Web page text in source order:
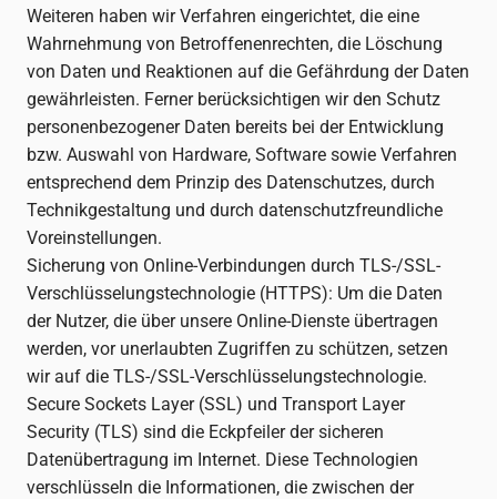
Weiteren haben wir Verfahren eingerichtet, die eine
Wahrnehmung von Betroffenenrechten, die Löschung
von Daten und Reaktionen auf die Gefährdung der Daten
gewährleisten. Ferner berücksichtigen wir den Schutz
personenbezogener Daten bereits bei der Entwicklung
bzw. Auswahl von Hardware, Software sowie Verfahren
entsprechend dem Prinzip des Datenschutzes, durch
Technikgestaltung und durch datenschutzfreundliche
Voreinstellungen.
Sicherung von Online-Verbindungen durch TLS-/SSL-
Verschlüsselungstechnologie (HTTPS): Um die Daten
der Nutzer, die über unsere Online-Dienste übertragen
werden, vor unerlaubten Zugriffen zu schützen, setzen
wir auf die TLS-/SSL-Verschlüsselungstechnologie.
Secure Sockets Layer (SSL) und Transport Layer
Security (TLS) sind die Eckpfeiler der sicheren
Datenübertragung im Internet. Diese Technologien
verschlüsseln die Informationen, die zwischen der